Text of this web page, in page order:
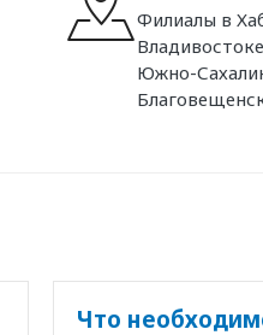
Филиалы в
Южно-
Что